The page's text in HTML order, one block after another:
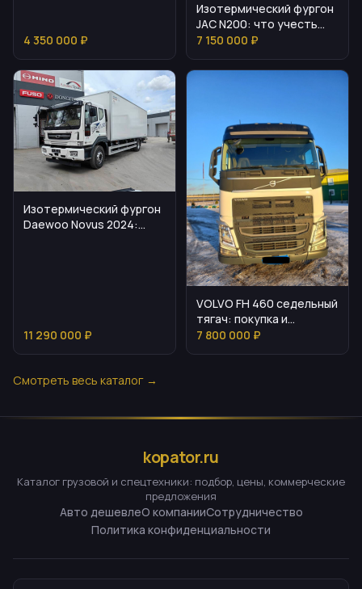
4 350 000 ₽
Изотермический фургон
JAC N200: что учесть
перед покупкой
7 150 000 ₽
Изотермический фургон
Daewoo Novus 2024:
11 290 000 ₽
VOLVO FH 460 седельный
тягач: покупка и
преимущества
7 800 000 ₽
Смотреть весь каталог →
kopator.ru
Каталог грузовой и спецтехники: подбор, цены, коммерческие
предложения
Авто дешевлеО компанииСотрудничество
Политика конфиденциальности